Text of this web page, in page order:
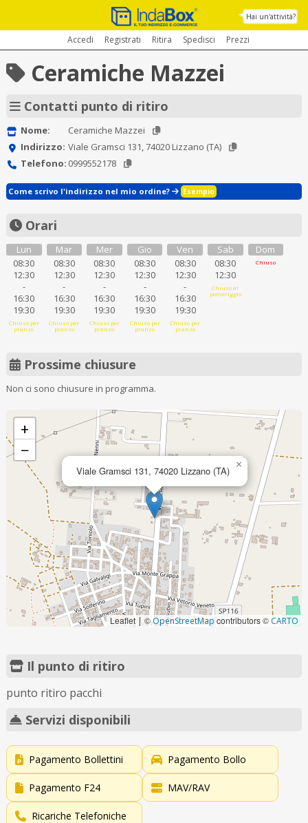
Hai un'attività?
Accedi Registrati Ritira Spedisci Prezzi
Ceramiche Mazzei
Contatti punto di ritiro
Nome:
Ceramiche Mazzei
Indirizzo: Viale Gramsci 131, 74020 Lizzano (TA)
Telefono: 0999552178
Come scrivo l'indirizzo nel mio ordine? Esempio
Orari
Lun
08:30
12:30
-
16:30
19:30
Chiuso per
pranzo
Mar
08:30
12:30
-
16:30
19:30
Chiuso per
pranzo
Mer
08:30
12:30
-
16:30
19:30
Chiuso per
pranzo
Gio
08:30
12:30
-
16:30
19:30
Chiuso per
pranzo
Ven
08:30
12:30
-
16:30
19:30
Chiuso per
pranzo
Sab
08:30
12:30
Chiuso al
pomeriggio
Dom
Chiuso
Prossime chiusure
Non ci sono chiusure in programma.
Viale Gramsci 131, 74020 Lizzano (TA) ×
+
−
Leaflet|©OpenStreetMapcontributors © CARTO
Il punto di ritiro
punto ritiro pacchi
Servizi disponibili
Pagamento Bollettini Pagamento Bollo
Pagamento F24 MAV/RAV
Ricariche Telefoniche